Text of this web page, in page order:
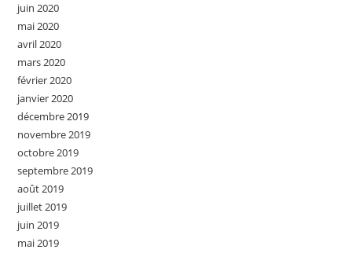
juin 2020
mai 2020
avril 2020
mars 2020
février 2020
janvier 2020
décembre 2019
novembre 2019
octobre 2019
septembre 2019
août 2019
juillet 2019
juin 2019
mai 2019